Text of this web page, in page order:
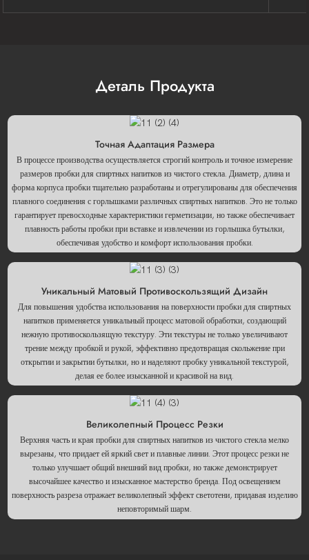
Деталь Продукта
Точная Адаптация Размера
В процессе производства осуществляется строгий контроль и точное измерение
размеров пробки для спиртных напитков из чистого стекла. Диаметр, длина и
форма корпуса пробки тщательно разработаны и отрегулированы для обеспечения
плавного соединения с горлышками различных спиртных напитков. Это не только
гарантирует превосходные характеристики герметизации, но также обеспечивает
плавность работы пробки при вставке и извлечении из горлышка бутылки,
обеспечивая удобство и комфорт использования пробки.
Уникальный Матовый Противоскользящий Дизайн
Для повышения удобства использования на поверхности пробки для спиртных
напитков применяется уникальный процесс матовой обработки, создающий
нежную противоскользящую текстуру. Эти текстуры не только увеличивают
трение между пробкой и рукой, эффективно предотвращая скольжение при
открытии и закрытии бутылки, но и наделяют пробку уникальной текстурой,
делая ее более изысканной и красивой на вид.
Великолепный Процесс Резки
Верхняя часть и края пробки для спиртных напитков из чистого стекла мелко
вырезаны, что придает ей яркий свет и плавные линии. Этот процесс резки не
только улучшает общий внешний вид пробки, но также демонстрирует
высочайшее качество и изысканное мастерство бренда. Под освещением
поверхность разреза отражает великолепный эффект светотени, придавая изделию
неповторимый шарм.